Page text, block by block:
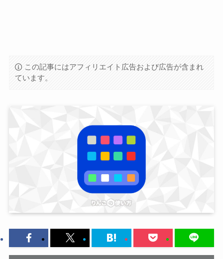
この記事にはアフィリエイト広告および広告が含まれ
ています。